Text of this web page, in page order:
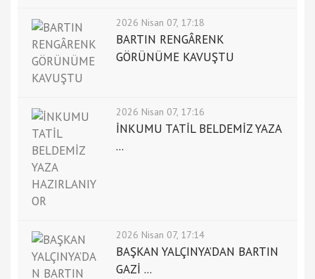
2026 Nisan 07, 17:18
BARTIN RENGÂRENK
GÖRÜNÜME KAVUŞTU
2026 Nisan 07, 17:16
İNKUMU TATİL BELDEMİZ YAZA
...
2026 Nisan 07, 17:14
BAŞKAN YALÇINYA’DAN BARTIN
GAZİ ...